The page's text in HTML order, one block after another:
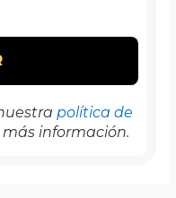
política de
información.